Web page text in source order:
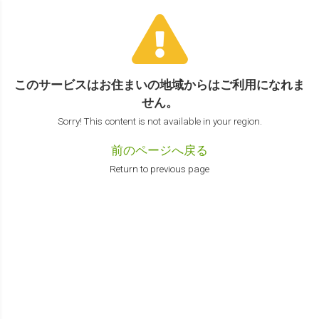
このサービスはお住まいの地域からはご利用になれま
せん。
Sorry! This content is not available in your region.
前のページへ戻る
Return to previous page